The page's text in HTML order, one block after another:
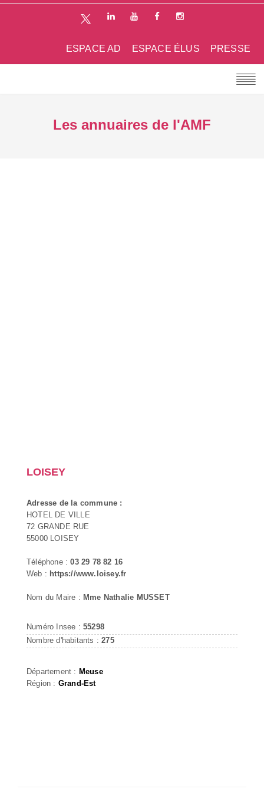
PRESSE
ESPACE ÉLUS
ESPACE AD
Les annuaires de l'AMF
LOISEY
Adresse de la commune :
HOTEL DE VILLE
72 GRANDE RUE
55000 LOISEY
Téléphone :03 29 78 82 16
Web : https://www.loisey.fr
Nom du Maire : Mme Nathalie MUSSET
Numéro Insee : 55298
Nombre d'habitants :275
Département : Meuse
Région : Grand-Est